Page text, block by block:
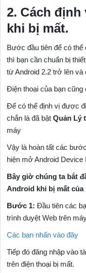
2. Cách
khi bị mất.
Bước đầu tiên để có thể
thì bạn cần chuẩn bị
từ Android 2.2 trở lên và
Điện thoại của bạn cũng
Để có thể định vị được
chắn là đã bậtQuản Lý
máy
Vậy là hoàn tất các
hiện mở Android Device
Bây giờ chúng ta bắt
Android khi bị mất của
Bước 1: Đầu tiên các
trình duyệt Web trên
Các bạn nhấn vào đây
Tiếp đó đăng nhập vào
trên điện thoại bị mất.